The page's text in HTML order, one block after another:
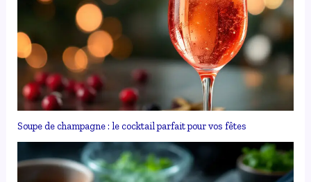
Soupe de champagne : le cocktail parfait pour vos fêtes